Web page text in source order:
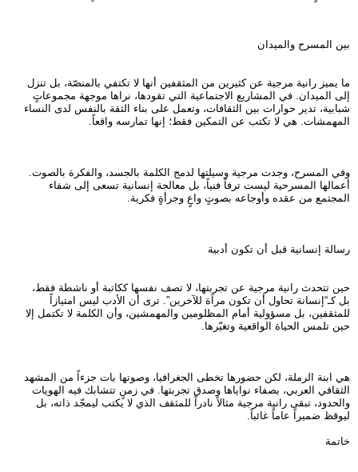
بين المسرح والميدان
ما يميز رانية مرجية عن كثيرين من المثقفين أنها لا تكتفي بالمنصّة، بل تنزل
إلى الميدان. في المشاريع الاجتماعية التي تقودها، نراها موجهة مجموعاتٍ
شبابية، تدير حوارات بين الثقافات، وتعمل على بناء الثقة بالنفس لدى النساء
المهمشات. هي لا تكتب عن التمكين فقط؛ إنها تمارسه واقعاً.
وفي المسرح، وجدت مرجية وسيلتها لدمج الكلمة بالجسد، والفكرة بالصوت.
أعمالها المسرحية ليست ترفاً فنياً، بل معالجة إنسانية تسعى إلى شفاء
المجتمع من عقده وأوجاعه بصوتٍ واعٍ وجرأةٍ فكرية.
رسالة إنسانية قبل أن تكون أدبية
حين تتحدث رانية مرجية عن تجربتها، لا تصف نفسها ككاتبة أو ناشطة فقط،
بل كـ“إنسانة تحاول أن تكون مرآة للآخرين”. ترى أن الأدب ليس امتيازاً
للمثقفين، بل مسؤولية أمام المظلومين والمهمشين، وأن الكلمة لا تكتمل إلا
حين تلمس الحياة الواقعية وتغيّرها.
هي ابنة الرملة، لكن حضورها تخطى الجغرافيا، وصوتها بات جزءاً من المشهد
الثقافي العربي، بصفاء نواياها وصدق تجربتها. في زمنٍ تتشابك فيه الهويات
والحدود، تبقى رانية مرجية مثالاً نادراً للمثقف الذي لا يكتب ليمجّد ذاته، بل
ليوقظ ضميراً عاماً غائباً.
خاتمة